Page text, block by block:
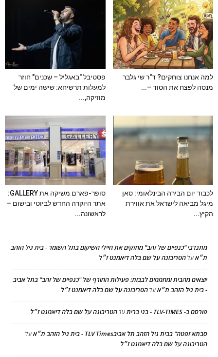
למה אנחנו צוחקים? ד"ר שי גלבר
מנסה לפצח את הסוד –...
פסטיבל "באגליל – שכנים" חוזר
למעלות תרשיחא: שישה ימים של
מוזיקה,...
לכבוד יום הבירה הבינלאומי: סאן
מיגל מביאה לישראל את אווירת
הקיץ...
סופר-פארם משיקה את GALLERY:
אתר היוקרה החדש לביוטי ובישום –
לראשונה...
מתנדבי "כנפיים של זהב" מחזקים את חיילי השיקום בתל השומר - בית גיל הזהב
ת״אעלהטריבונה על שם בלה דיאמנט ז״ל
יוצאים מהבית ומחממים לבבות: פעילות החורף של "כנפיים של זהב" בתל אביב
- בית גיל הזהב ת״אעלהטריבונה על שם בלה דיאמנט ז״ל
פורסם ב- TLV-TIMES - בני ברית עלהטריבונה על שם בלה דיאמנט ז״ל
סבתא זפטה" בבית גיל הזהב תל אביבTLV Times - בית גיל הזהב ת״א על
הטריבונה על שם בלה דיאמנט ז״ל